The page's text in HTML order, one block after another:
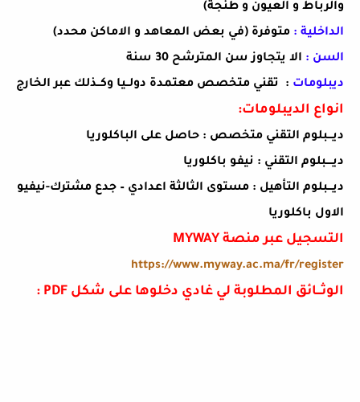
والرباط و العيون و طنجة(
الداخلية : متوفرة (في بعض المعاهد و الاماكن محدد)
السن : الا يتجاوز سن المترشح 30 سنة
ديبلومات تقني متخصص : معتمدة دولــيا وكــذلك عبر الخارج
انواع الديبلومات:
ديـــبلوم التقني متخصص : حاصل على الباكلوريا
ديــــبلوم التقني : نيفو باكلوريا
ديـــبلوم التأهيل : مستوى الثالثة اعدادي – جدع مشترك-نيفيو
الاول باكلوريا
التسجيل عبر منصة MYWAY
https://www.myway.ac.ma/fr/register
الوثـــائق المطلوبة لي غادي دخلوها على شكل PDF
: